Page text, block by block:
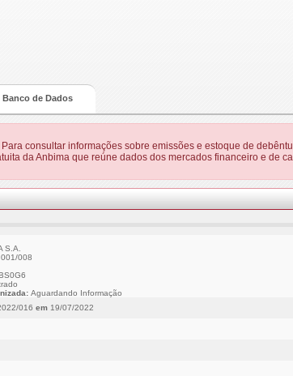
Banco de Dados
consultar informações sobre emissões e estoque de
da Anbima que reúne dados dos mercados financeiro e de
S.A.
008
Aguardando Informação
016 em19/07/2022